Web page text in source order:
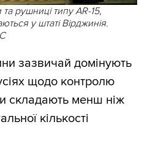
та рушниці типу AR-15,
у штаті Вірджинія.
зазвичай домінують
щодо контролю
складають менш ніж
кількості